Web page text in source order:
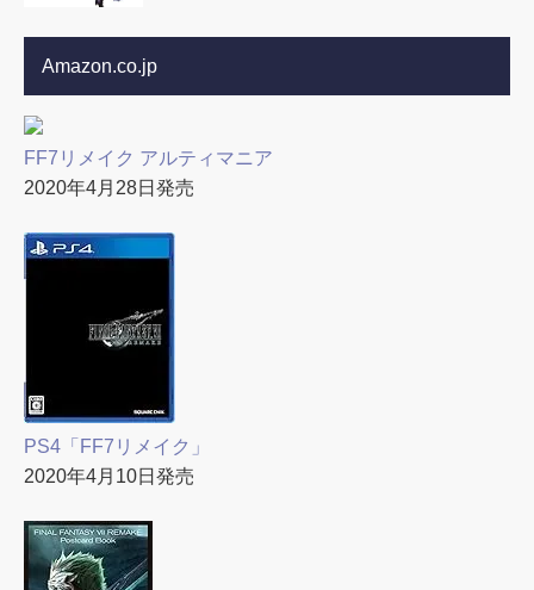
Amazon.co.jp
FF7リメイク アルティマニア
2020年4月28日発売
PS4「FF7リメイク」
2020年4月10日発売